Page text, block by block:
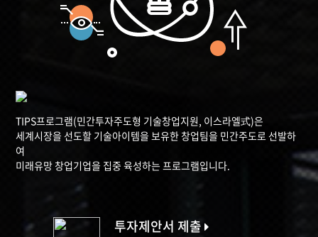
TIPS프로그램(민간투자주도형 기술창업지원, 이스라엘式)은
세계시장을 선도할 기술아이템을 보유한 창업팀을 민간주도로 선발하
여
미래유망 창업기업을 집중 육성하는 프로그램입니다.
투자제안서 제출